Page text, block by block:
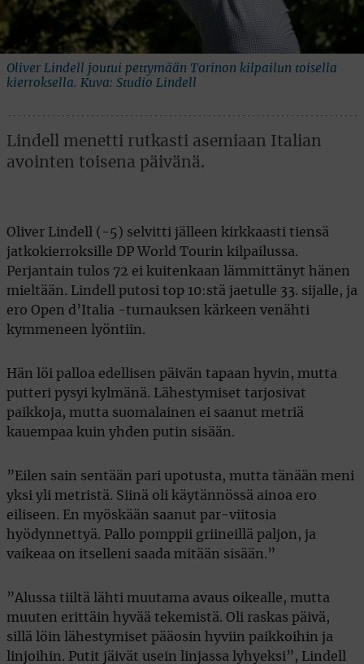
Oliver Lindell joutui pettymään Torinon kilpailun toisella
kierroksella. Kuva: Studio Lindell
Lindell menetti rutkasti asemiaan Italian
avointen toisena päivänä.
Oliver Lindell (-5) selvitti jälleen kirkkaasti tiensä
jatkokierroksille DP World Tourin kilpailussa.
Perjantain tulos 72 ei kuitenkaan lämmittänyt hänen
mieltään. Lindell putosi top 10:stä jaetulle 33. sijalle, ja
ero Open d’Italia -turnauksen kärkeen venähti
kymmeneen lyöntiin.
Hän löi palloa edellisen päivän tapaan hyvin, mutta
putteri pysyi kylmänä. Lähestymiset tarjosivat
paikkoja, mutta suomalainen ei saanut metriä
kauempaa kuin yhden putin sisään.
”Eilen sain sentään pari upotusta, mutta tänään meni
yksi yli metristä. Siinä oli käytännössä ainoa ero
eiliseen. En myöskään saanut par-viitosia
hyödynnettyä. Pallo pomppii griineillä paljon, ja
vaikeaa on itselleni saada mitään sisään.”
”Alussa tiiltä lähti muutama avaus oikealle, mutta
muuten erittäin hyvää tekemistä. Oli raskas päivä,
sillä löin lähestymiset pääosin hyviin paikkoihin ja
linjoihin. Putit jäivät usein linjassa lyhyeksi”, Lindell